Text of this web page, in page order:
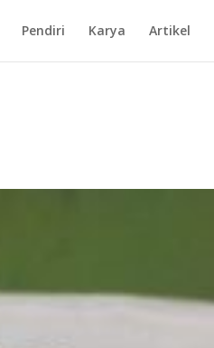
Pendiri Karya Artikel